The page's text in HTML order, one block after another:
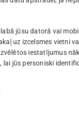
jūsu datorā vai
uz izcelsmes vietni
iestatījumus
lai jūs personiski